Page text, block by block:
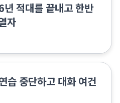
적대를 끝내고 한반
자
습 중단하고 대화 여건